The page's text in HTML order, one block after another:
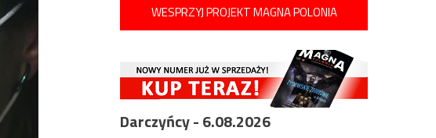
WESPRZYJ PROJEKT MAGNA POLONIA
Darczyńcy - 6.08.2026